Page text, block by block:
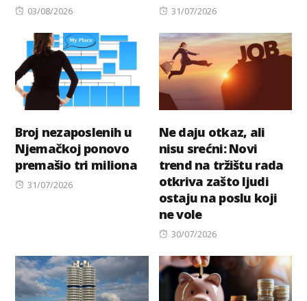
Posted
03/08/2026
Posted
31/07/2026
Broj nezaposlenih u
Njemačkoj ponovo
premašio tri miliona
Posted
31/07/2026
Ne daju otkaz, ali
nisu srećni: Novi
trend na tržištu rada
otkriva zašto ljudi
ostaju na poslu koji
ne vole
Posted
30/07/2026